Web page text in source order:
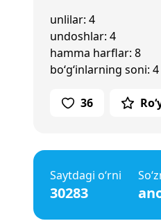
unlilar: 4
undoshlar: 4
hamma harflar: 8
bo‘g‘inlarning soni: 4
36
Saytdagi o‘rni
30283